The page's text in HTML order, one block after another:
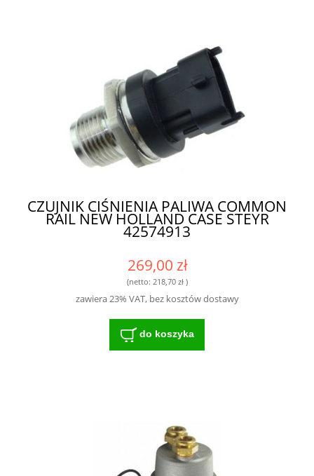
CZUJNIK CIŚNIENIA PALIWA COMMON
RAIL NEW HOLLAND CASE STEYR
42574913
269,00 zł
(netto: 218,70 zł)
zawiera 23% VAT, bez kosztów dostawy
do koszyka